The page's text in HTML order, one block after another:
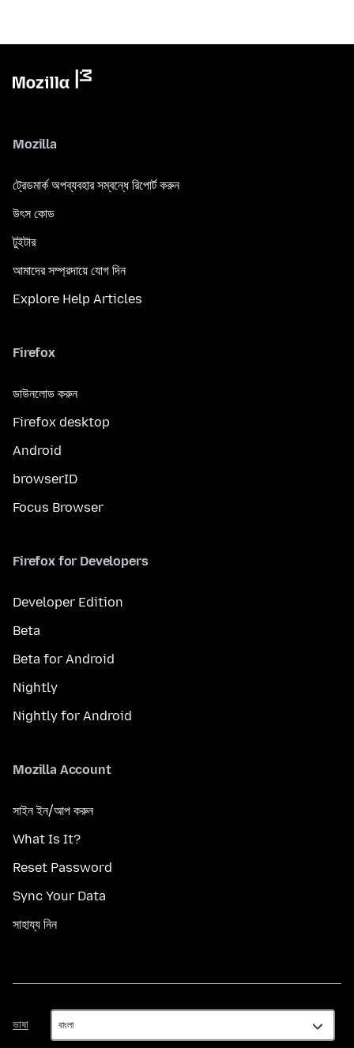
Mozilla
ট্রেডমার্ক অপব্যবহার সম্বন্ধে রিপোর্ট করুন
উৎস কোড
টুইটার
আমাদের সম্প্রদায়ে যোগ দিন
Explore Help Articles
Firefox
ডাউনলোড করুন
Firefox desktop
Android
browserID
Focus Browser
Firefox for Developers
Developer Edition
Beta
Beta for Android
Nightly
Nightly for Android
Mozilla Account
সাইন ইন/আপ করুন
What Is It?
Reset Password
Sync Your Data
সাহায্য নিন
ভাষা
ভাষা